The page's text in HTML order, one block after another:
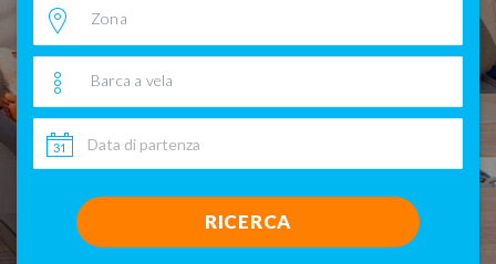
Zona
Barca a vela
RICERCA